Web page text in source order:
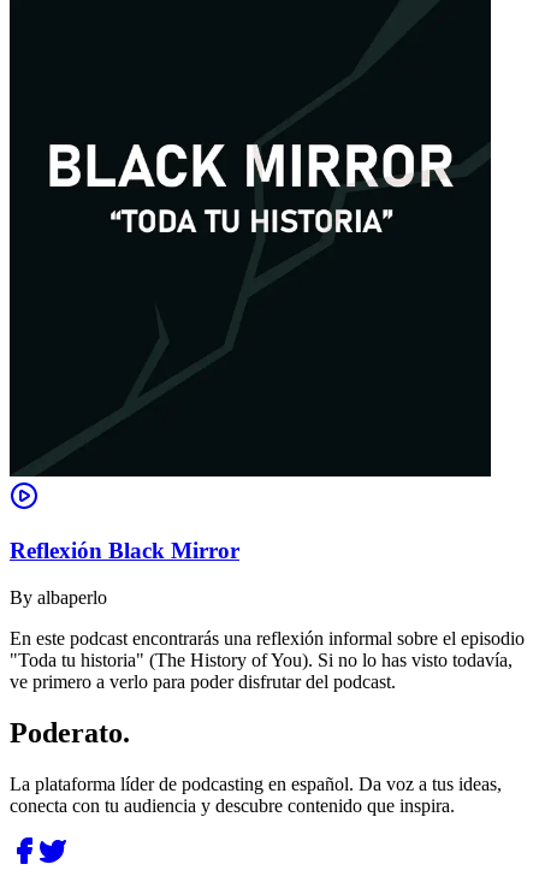
Reflexión Black Mirror
By albaperlo
En este podcast encontrarás una reflexión informal sobre el episodio
"Toda tu historia" (The History of You). Si no lo has visto todavía,
ve primero a verlo para poder disfrutar del podcast.
Poderato.
La plataforma líder de podcasting en español. Da voz a tus ideas,
conecta con tu audiencia y descubre contenido que inspira.